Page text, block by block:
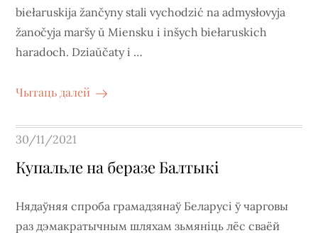
biełaruskija žančyny stali vychodzić na admysłovyja
žanočyja maršy ŭ Miensku i inšych biełaruskich
haradoch. Dziaŭčaty i …
Чытаць далей
Posted
on
30/11/2021
Купальле на беразе Балтыкі
Нядаўняя спроба грамадзянаў Беларусі ў чарговы
раз дэмакратычным шляхам зьмяніць лёс сваёй